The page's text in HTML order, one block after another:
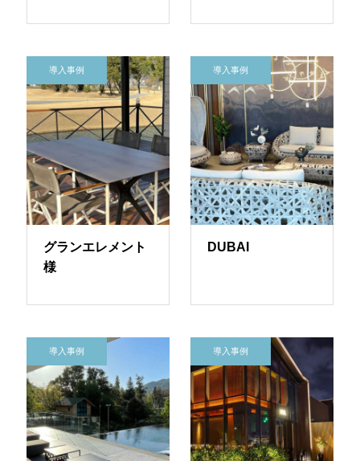
導入事例
グランエレメント
様
導入事例
DUBAI
導入事例 導入事例